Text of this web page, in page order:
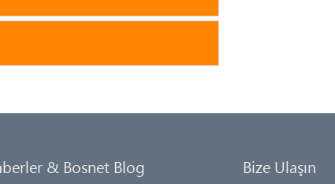
& Bosnet Blog Bize Ulaşın